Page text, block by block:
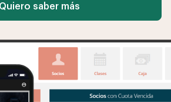
Quiero saber más